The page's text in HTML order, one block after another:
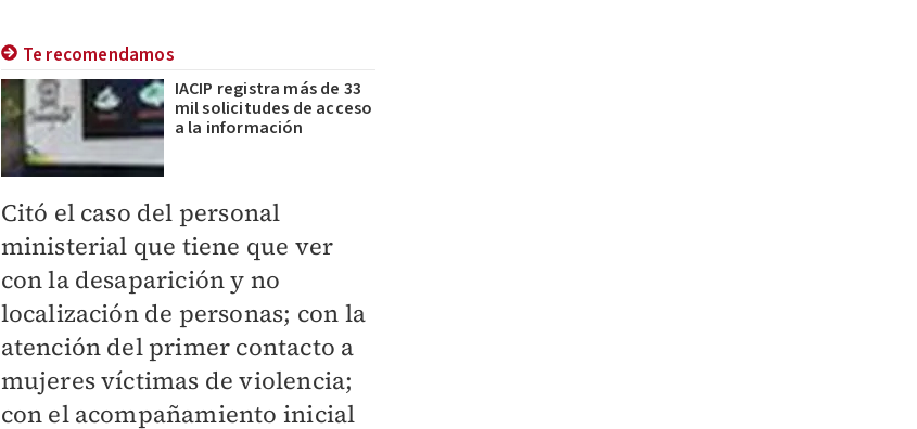
Te recomendamos
IACIP registra más de 33
mil solicitudes de acceso
a la información
Citó el caso del personal
ministerial que tiene que ver
con la desaparición y no
localización de personas; con la
atención del primer contacto a
mujeres víctimas de violencia;
con el acompañamiento inicial